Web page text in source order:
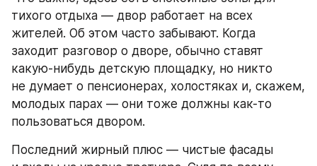
тихого отдыха — двор работает на всех
жителей. Об этом часто забывают. Когда
заходит разговор о дворе, обычно ставят
какую-нибудь детскую площадку, но никто
не думает о пенсионерах, холостяках и, скажем,
молодых парах — они тоже должны как-то
пользоваться двором.
Последний жирный плюс — чистые фасады